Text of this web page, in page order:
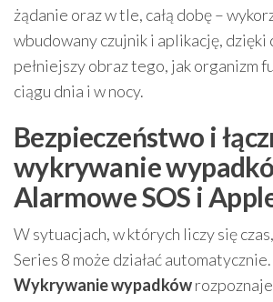
żądanie oraz w tle, całą dobę –
wbudowany czujnik i aplikację, dzięki
pełniejszy obraz tego, jak organizm
ciągu dnia i w nocy.
Bezpieczeństwo i
wykrywanie
Alarmowe SOS i
W sytuacjach, w których liczy się
Series 8 może działać automatycznie.
Wykrywanie wypadków